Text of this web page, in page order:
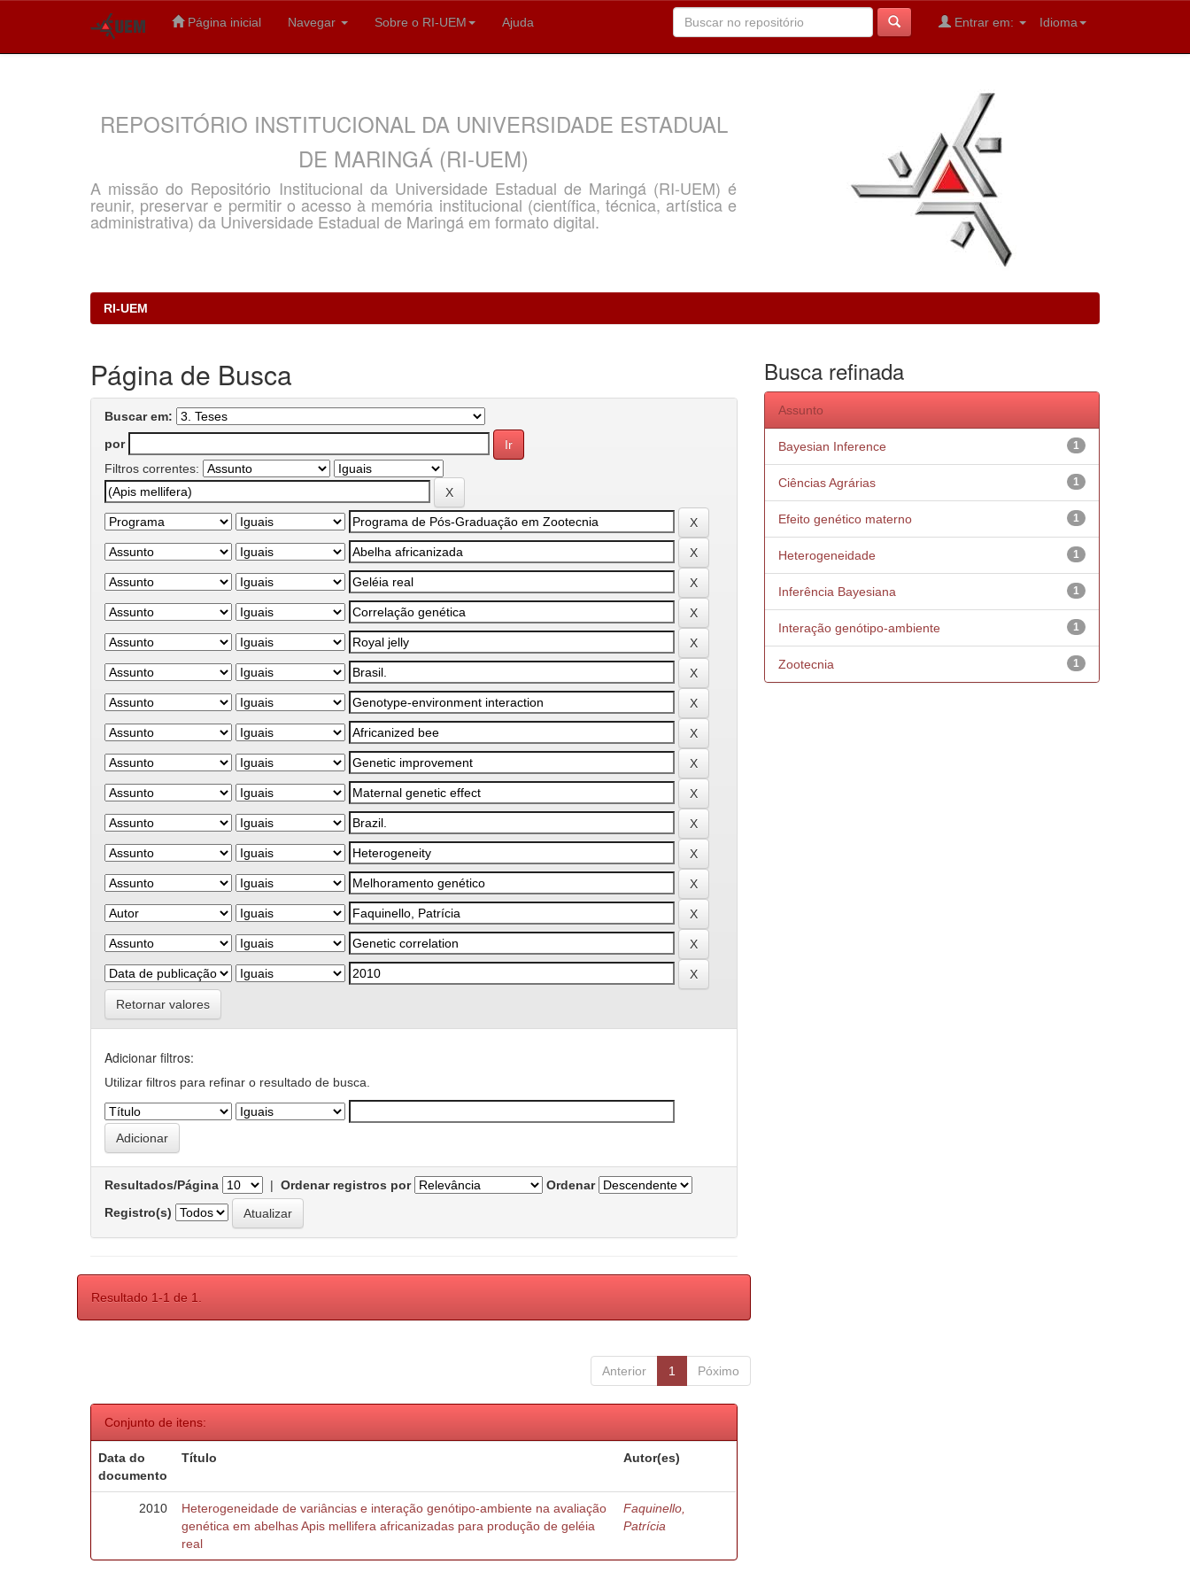
Página inicial Navegar Sobre o RI-UEM Ajuda Idioma
Entrar em:
REPOSITÓRIO INSTITUCIONAL DA UNIVERSIDADE ESTADUAL
DE MARINGÁ (RI-UEM)
A missão do Repositório Institucional da Universidade Estadual de Maringá (RI-UEM) é
reunir, preservar e permitir o acesso à memória institucional (científica, técnica, artística e
administrativa) da Universidade Estadual de Maringá em formato digital.
RI-UEM
Página de Busca
Buscar em:
por
Filtros correntes:
Retornar valores
Adicionar filtros:
Utilizar filtros para refinar o resultado de busca.
Resultados/Página | Ordenar registros por
Ordenar
Registro(s)
Resultado 1-1 de 1.
Anterior 1 Póximo
Conjunto de itens:
Data do
documento
Título Autor(es)
2010
Heterogeneidade de variâncias e interação genótipo-ambiente na avaliação
genética em abelhas Apis mellifera africanizadas para produção de geléia
real
Faquinello,
Patrícia
Busca refinada
Assunto
1
Bayesian Inference
1
Ciências Agrárias
1
Efeito genético materno
1
Heterogeneidade
1
Inferência Bayesiana
1
Interação genótipo-ambiente
1
Zootecnia